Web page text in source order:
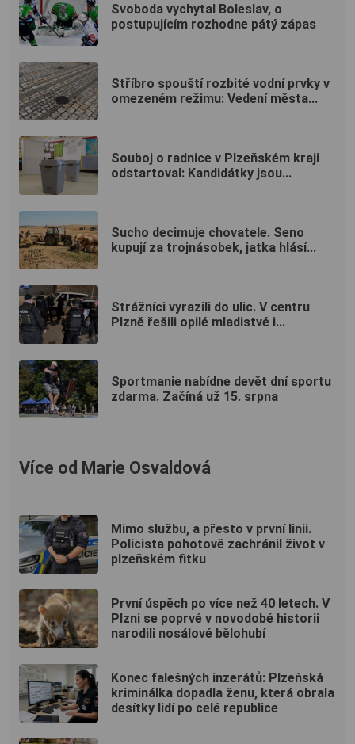
Svoboda vychytal Boleslav, o
postupujícím rozhodne pátý zápas
Stříbro spouští rozbité vodní prvky v
omezeném režimu: Vedení města...
Souboj o radnice v Plzeňském kraji
odstartoval: Kandidátky jsou...
Sucho decimuje chovatele. Seno
kupují za trojnásobek, jatka hlásí...
Strážníci vyrazili do ulic. V centru
Plzně řešili opilé mladistvé i...
Sportmanie nabídne devět dní sportu
zdarma. Začíná už 15. srpna
Více od Marie Osvaldová
Mimo službu, a přesto v první linii.
Policista pohotově zachránil život v
plzeňském fitku
První úspěch po více než 40 letech. V
Plzni se poprvé v novodobé historii
narodili nosálové bělohubí
Konec falešných inzerátů: Plzeňská
kriminálka dopadla ženu, která obrala
desítky lidí po celé republice